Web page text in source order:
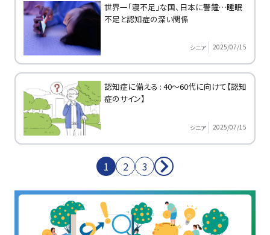
世界一「寝不足」な国、日本に警鐘…睡眠
不足と認知症の深い関係
シニア 2025/07/15
認知症に備える : 40～60代に向けて【認知
症のサイン】
シニア 2025/07/15
1 2 3